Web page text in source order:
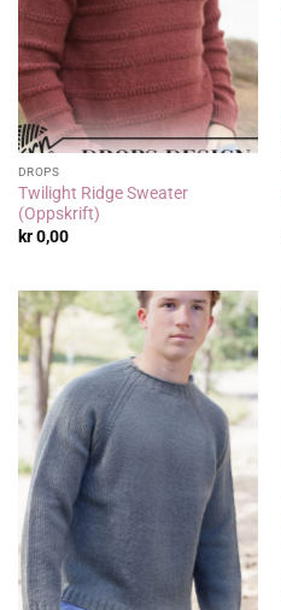
DROPS
Twilight Ridge Sweater
(Oppskrift)
kr0,00